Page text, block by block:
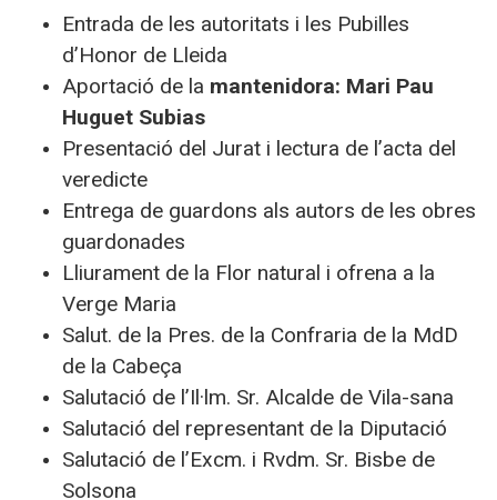
Entrada de les autoritats i les Pubilles
d’Honor de Lleida
Aportació de la mantenidora: Mari Pau
Huguet Subias
Presentació del Jurat i lectura de l’acta del
veredicte
Entrega de guardons als autors de les obres
guardonades
Lliurament de la Flor natural i ofrena a la
Verge Maria
Salut. de la Pres. de la Confraria de la MdD
de la Cabeça
Salutació de l’Il·lm. Sr. Alcalde de Vila-sana
Salutació del representant de la Diputació
Salutació de l’Excm. i Rvdm. Sr. Bisbe de
Solsona